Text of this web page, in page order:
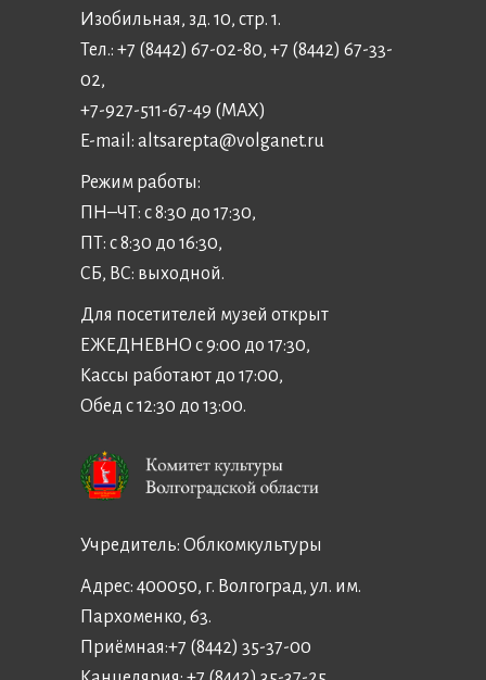
Изобильная, зд. 10, стр. 1.
Тел.: +7 (8442) 67-02-80, +7 (8442) 67-33-
02,
+7-927-511-67-49 (MAX)
E-mail: altsarepta@volganet.ru
Режим работы:
ПН–ЧТ: с 8:30 до 17:30,
ПТ: с 8:30 до 16:30,
СБ, ВС: выходной.
Для посетителей музей открыт
ЕЖЕДНЕВНО с 9:00 до 17:30,
Кассы работают до 17:00,
Обед с 12:30 до 13:00.
Учредитель: Облкомкультуры
Адрес: 400050, г. Волгоград, ул. им.
Пархоменко, 63.
Приёмная:+7 (8442) 35-37-00